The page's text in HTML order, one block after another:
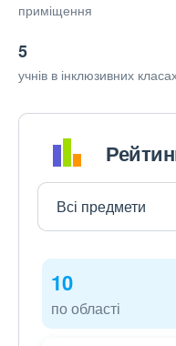
приміщення
5
учнів в інклюзивних
10
по області